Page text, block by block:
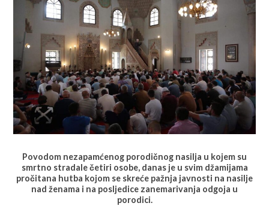
Povodom nezapamćenog porodičnog nasilja u kojem su
smrtno stradale četiri osobe, danas je u svim džamijama
pročitana hutba kojom se skreće pažnja javnosti na nasilje
nad ženama i na posljedice zanemarivanja odgoja u
porodici.